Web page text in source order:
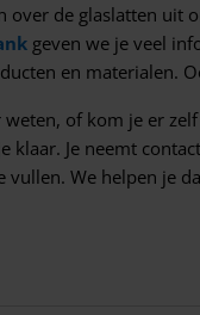
over de glaslatten uit
geven we je veel
en materialen.
weten, of kom je er
klaar. Je neemt
vullen. We helpen je